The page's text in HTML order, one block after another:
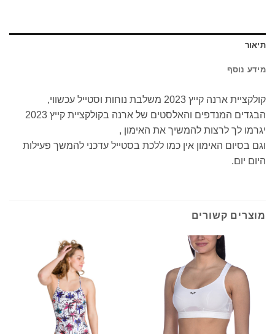
תיאור
מידע נוסף
קולקציית ארנה קייץ 2023 משלבת נוחות וסטייל עכשווי,
הבגדים המנדפים והאלסטים של ארנה בקולקציית קייץ 2023
יגרמו לך לרצות להמשיך את האימון ,
וגם בסיום האימון אין כמו ללכת בסטייל עדכני להמשך פעילות
היום יום.
מוצרים קשורים